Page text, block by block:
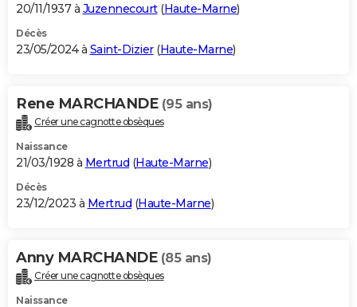
GUIDES D'ACHAT
BONS PLANS
Carte de Noël
Carte Bonne année
Carte Saint-Valentin
Carte Pâques
Carte d'anniversaire
DICTIONNAIRE
Dictionnaire
Biographies
Citations
Expressions
Proverbes
PROGRAMME TV
S'inscrire
Se connecter
Lycées
Collèges
Primaires
Universités
Entreprises
Service militaire
Avis de recherche
AVIS DE DÉCÈS
Bricolage
Lifestyle
Culture
Sport
Auto
Television
Voyage
Cinema
20/11/1937 à Juzennecourt(Haute-Marne)
Décès
23/05/2024 à Saint-Dizier(Haute-Marne)
Rene MARCHANDE (95 ans)
Créer une cagnotte obsèques
Naissance
21/03/1928 à Mertrud (Haute-Marne)
Décès
23/12/2023 à Mertrud (Haute-Marne)
Anny MARCHANDE (85 ans)
Créer une cagnotte obsèques
Naissance